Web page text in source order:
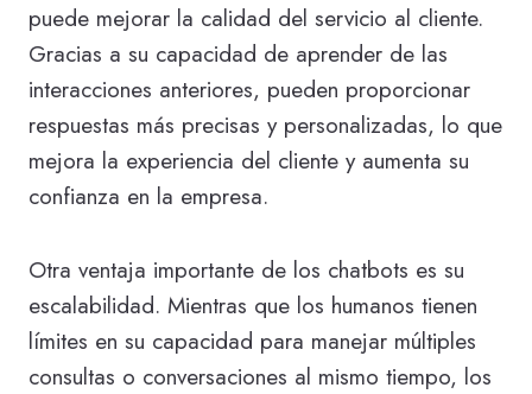
puede mejorar la calidad del servicio al cliente.
Gracias a su capacidad de aprender de las
interacciones anteriores, pueden proporcionar
respuestas más precisas y personalizadas, lo que
mejora la experiencia del cliente y aumenta su
confianza en la empresa.
Otra ventaja importante de los chatbots es su
escalabilidad. Mientras que los humanos tienen
límites en su capacidad para manejar múltiples
consultas o conversaciones al mismo tiempo, los